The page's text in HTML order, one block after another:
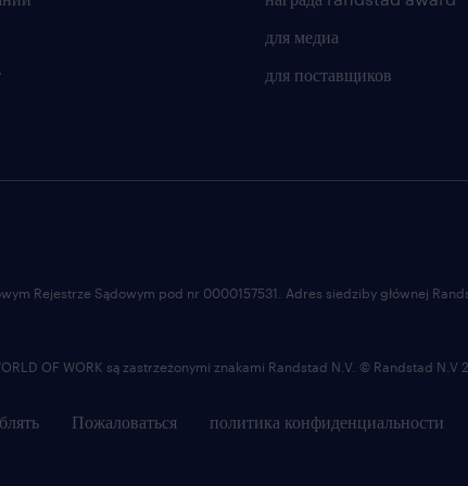
для медиа
для поставщиков
Пожаловаться политика конфиденциальности
Rejestrze Sądowym pod nr 0000157531. Adres siedziby głównej
OF WORK są zastrzeżonymi znakami Randstad N.V. © Randstad N.V